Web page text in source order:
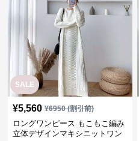
SALE
¥5,560 ¥6950(割引前)
ロングワンピース もこもこ編み
立体デザインマキシニットワン